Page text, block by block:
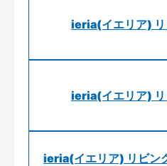
ieria(イエリア) リ
ieria(イエリア) リ
ieria(イエリア) リビン